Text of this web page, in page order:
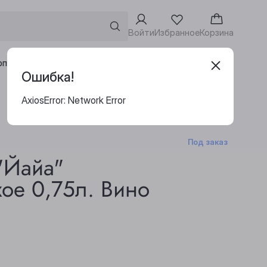
ВойтиИзбранноеКорзина
клиентам Адреса винотек
Под заказ
0,75л. Вино
Ошибка!
AxiosError: Network Error